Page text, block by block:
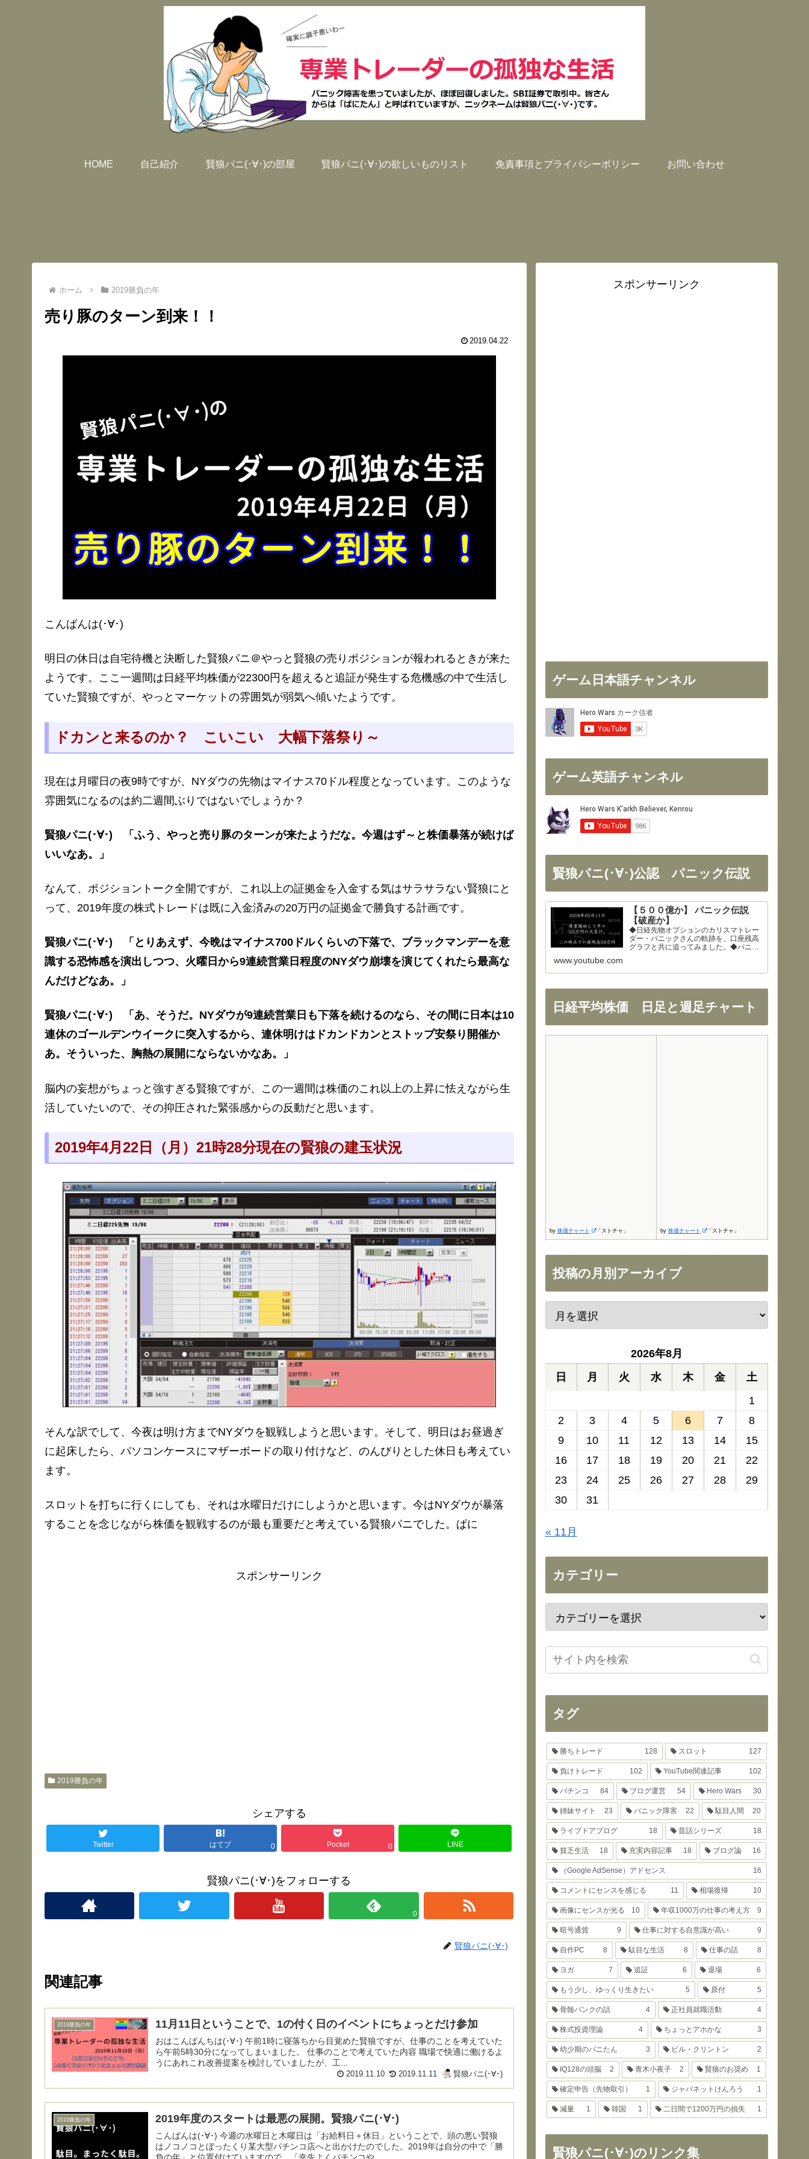
HOME 自己紹介 賢狼パニ(･∀･)の部屋 賢狼パニ(･∀･)の欲しいものリスト 免責事項とプライバシーポリシー お問い合わせ
ホーム 2019勝負の年
売り豚のターン到来！！
2019.04.22
こんばんは(･∀･)
明日の休日は自宅待機と決断した賢狼パニ＠やっと賢狼の売りポジションが報われるときが来た
ようです。ここ一週間は日経平均株価が22300円を超えると追証が発生する危機感の中で生活し
ていた賢狼ですが、やっとマーケットの雰囲気が弱気へ傾いたようです。
ドカンと来るのか？ こいこい 大幅下落祭り～
現在は月曜日の夜9時ですが、NYダウの先物はマイナス70ドル程度となっています。このような
雰囲気になるのは約二週間ぶりではないでしょうか？
賢狼パニ(･∀･) 「ふう、やっと売り豚のターンが来たようだな。今週はず～と株価暴落が続けば
いいなあ。」
なんて、ポジショントーク全開ですが、これ以上の証拠金を入金する気はサラサラない賢狼にと
って、2019年度の株式トレードは既に入金済みの20万円の証拠金で勝負する計画です。
賢狼パニ(･∀･) 「とりあえず、今晩はマイナス700ドルくらいの下落で、ブラックマンデーを意
識する恐怖感を演出しつつ、火曜日から9連続営業日程度のNYダウ崩壊を演じてくれたら最高な
んだけどなあ。」
賢狼パニ(･∀･) 「あ、そうだ。NYダウが9連続営業日も下落を続けるのなら、その間に日本は10
連休のゴールデンウイークに突入するから、連休明けはドカンドカンとストップ安祭り開催か
あ。そういった、胸熱の展開にならないかなあ。」
脳内の妄想がちょっと強すぎる賢狼ですが、この一週間は株価のこれ以上の上昇に怯えながら生
活していたいので、その抑圧された緊張感からの反動だと思います。
2019年4月22日（月）21時28分現在の賢狼の建玉状況
そんな訳でして、今夜は明け方までNYダウを観戦しようと思います。そして、明日はお昼過ぎ
に起床したら、パソコンケースにマザーボードの取り付けなど、のんびりとした休日も考えてい
ます。
スロットを打ちに行くにしても、それは水曜日だけにしようかと思います。今はNYダウが暴落
することを念じながら株価を観戦するのが最も重要だと考えている賢狼パニでした。ぱに
スポンサーリンク
2019勝負の年
シェアする
Twitter はてブ 0 Pocket 0 LINE
賢狼パニ(･∀･)をフォローする
0
賢狼パニ(･∀･)
関連記事
2019勝負の年 11月11日ということで、1の付く日のイベントにちょっとだけ参加
おはこんばんちは(･∀･) 午前1時に寝落ちから目覚めた賢狼ですが、仕事のことを考えていた
ら午前5時30分になってしまいました。 仕事のことで考えていた内容 職場で快適に働けるよ
うにあれこれ改善提案を検討していましたが、工...
2019.11.10 2019.11.11 賢狼パニ(･∀･)
2019勝負の年 2019年度のスタートは最悪の展開。賢狼パニ(･∀･)
こんばんは(･∀･) 今週の水曜日と木曜日は「お給料日＋休日」ということで、頭の悪い賢狼
はノコノコとぼったくり某大型パチンコ店へと出かけたのでした。2019年は自分の中で「勝
スポンサーリンク
ゲーム日本語チャンネル
ゲーム英語チャンネル
賢狼パニ(･∀･)公認 パニック伝説
【５００億か】 パニック伝説
【破産か】
◆日経先物オプションのカリスマトレー
ダー・パニックさんの軌跡を、口座残高
グラフと共に追ってみました。◆パニッ
大部分を使わせて頂きました。ありがと
www.youtube.com
日経平均株価 日足と週足チャート
by 株価チャート 「ストチャ」 by 株価チャート 「ストチャ」
投稿の月別アーカイブ
2026年8月
日
月 火 水 木 金
土
1
2
3 4 5 6 7
8
9
10 11 12 13 14
15
16
17 18 19 20 21
22
23
24 25 26 27 28
29
30
31
« 11月
カテゴリー
タグ
勝ちトレード 128 スロット 127
負けトレード 102 YouTube関連記事 102
パチンコ 84 ブログ運営 54 Hero Wars 30
姉妹サイト 23 パニック障害 22 駄目人間 20
ライブドアブログ 18 昔話シリーズ 18
貧乏生活 18 充実内容記事 18 ブログ論 16
（Google AdSense）アドセンス 16
コメントにセンスを感じる 11 相場復帰 10
画像にセンスが光る 10 年収1000万の仕事の考え方 9
暗号通貨 9 仕事に対する自意識が高い 9
自作PC 8 駄目な生活 8 仕事の話 8
ヨガ 7 追証 6 退場 6
もう少し、ゆっくり生きたい 5 原付 5
骨髄バンクの話 4 正社員就職活動 4
株式投資理論 4 ちょっとアホかな 3
幼少期のパニたん 3 ビル・クリントン 2
IQ128の頭脳 2 青木小夜子 2 賢狼のお奨め 1
確定申告（先物取引） 1 ジャパネットけんろう 1
減量 1 韓国 1 二日間で1200万円の損失 1
賢狼パニ(･∀･)のリンク集